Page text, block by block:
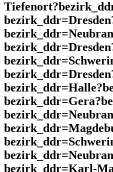
bezirk_ddr=Karl-